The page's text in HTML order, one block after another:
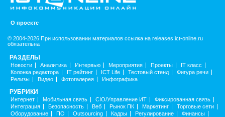
О проекте
© 2004-2026 При использовании материалов ссылка на releases.ict-online.ru
обязательна
РАЗДЕЛЫ
Новости Аналитика Интервью Мероприятия Проекты
IT класс
Колонка редактора
IT рейтинг ICT Life Тестовый стенд
Фигура речи
Релизы
Видео Фотогалерея Инфографика
РУБРИКИ
Интернет Мобильная связь CIO/Управление ИТ
Фиксированная связь
Интеграция
Безопасность Веб Рынок ПК Маркетинг
Торговые сети
Оборудование
ПО Outsourcing Кадры Регулирование
Финансы